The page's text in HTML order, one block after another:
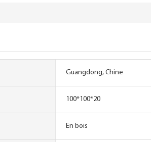
Guangdong, Chine
100*100*20
En bois